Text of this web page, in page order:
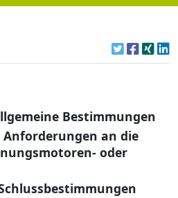
Bestimmungen
Anforderungen an die
oder